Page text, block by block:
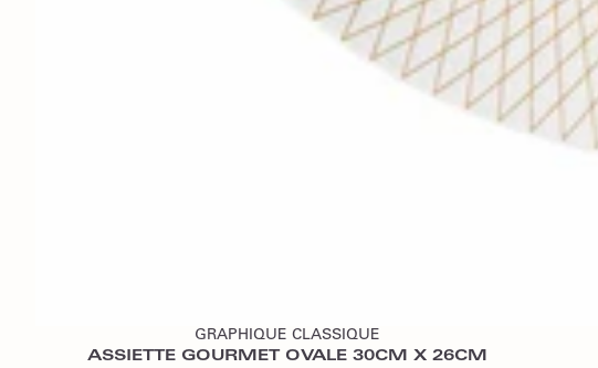
GRAPHIQUE CLASSIQUE
ASSIETTE GOURMET OVALE 30CM X 26CM